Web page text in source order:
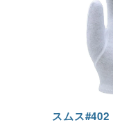
スムス#402